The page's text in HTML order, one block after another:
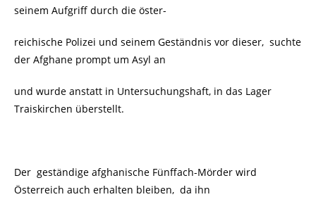
seinem Aufgriff durch die öster-
reichische Polizei und seinem Geständnis vor dieser, suchte
der Afghane prompt um Asyl an
und wurde anstatt in Untersuchungshaft, in das Lager
Traiskirchen überstellt.
Der geständige afghanische Fünffach-Mörder wird
Österreich auch erhalten bleiben, da ihn